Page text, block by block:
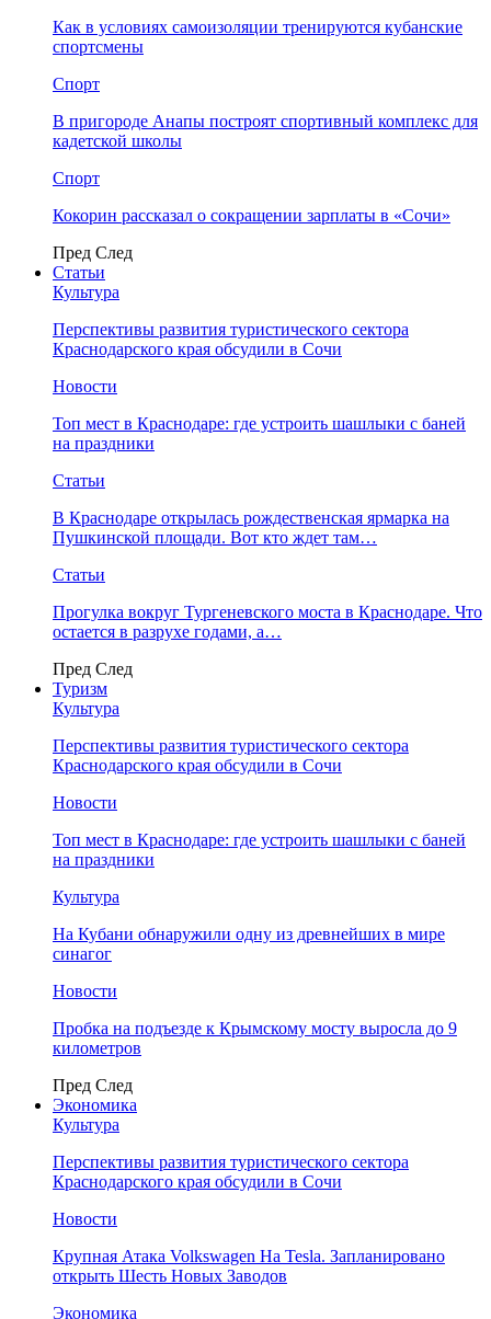
Как в условиях самоизоляции тренируются кубанские
спортсмены
Спорт
В пригороде Анапы построят спортивный комплекс для
кадетской школы
Спорт
Кокорин рассказал о сокращении зарплаты в «Сочи»
Пред След
Статьи
Культура
Перспективы развития туристического сектора
Краснодарского края обсудили в Сочи
Новости
Топ мест в Краснодаре: где устроить шашлыки с баней
на праздники
Статьи
В Краснодаре открылась рождественская ярмарка на
Пушкинской площади. Вот кто ждет там…
Статьи
Прогулка вокруг Тургеневского моста в Краснодаре. Что
остается в разрухе годами, а…
Пред След
Туризм
Культура
Перспективы развития туристического сектора
Краснодарского края обсудили в Сочи
Новости
Топ мест в Краснодаре: где устроить шашлыки с баней
на праздники
Культура
На Кубани обнаружили одну из древнейших в мире
синагог
Новости
Пробка на подъезде к Крымскому мосту выросла до 9
километров
Пред След
Экономика
Культура
Перспективы развития туристического сектора
Краснодарского края обсудили в Сочи
Новости
Крупная Атака Volkswagen На Tesla. Запланировано
открыть Шесть Новых Заводов
Экономика